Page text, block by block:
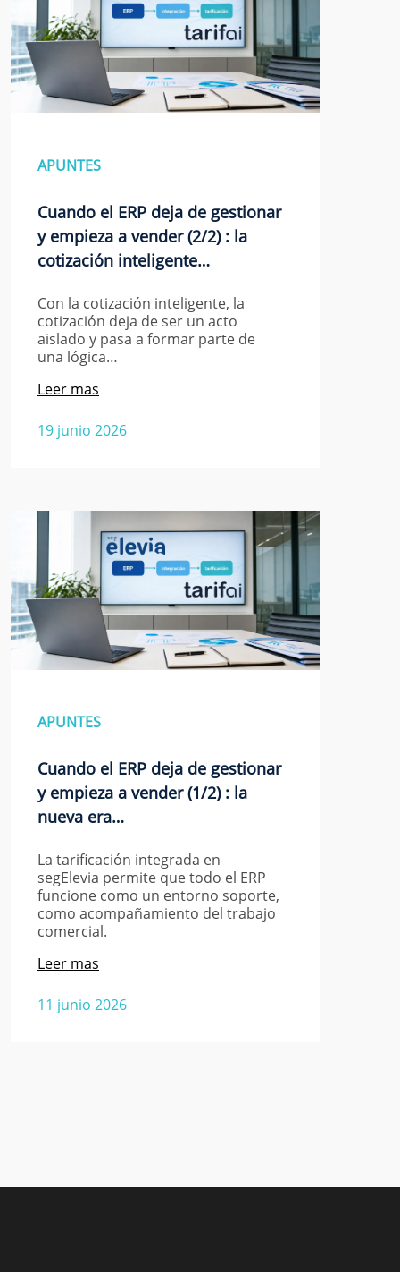
APUNTES
Cuando el ERP deja de gestionar
y empieza a vender (2/2) : la
cotización inteligente…
Con la cotización inteligente, la
cotización deja de ser un acto
aislado y pasa a formar parte de
una lógica…
19 junio 2026
Leer mas
APUNTES
Cuando el ERP deja de gestionar
y empieza a vender (1/2) : la
nueva era…
La tarificación integrada en
segElevia permite que todo el ERP
funcione como un entorno soporte,
como acompañamiento del trabajo
comercial.
11 junio 2026
Leer mas